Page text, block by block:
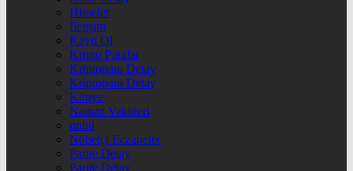
Hisseler
İletişim
Kayıt Ol
Kripto Paralar
Kriptopara Detay
Kriptopara Detay
Künye
Namaz Vakitleri
nnbil
Nöbetçi Eczaneler
Parite Detay
Parite Detay